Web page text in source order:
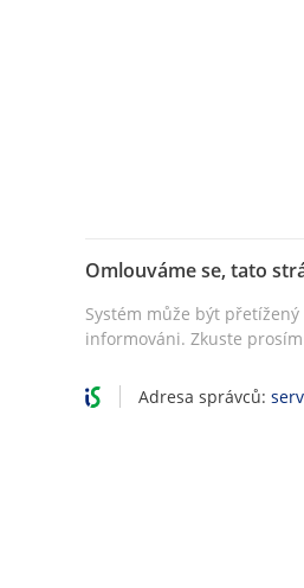
Omlouváme se, tato
Systém může být
informováni. Zkuste
Adresa správců: